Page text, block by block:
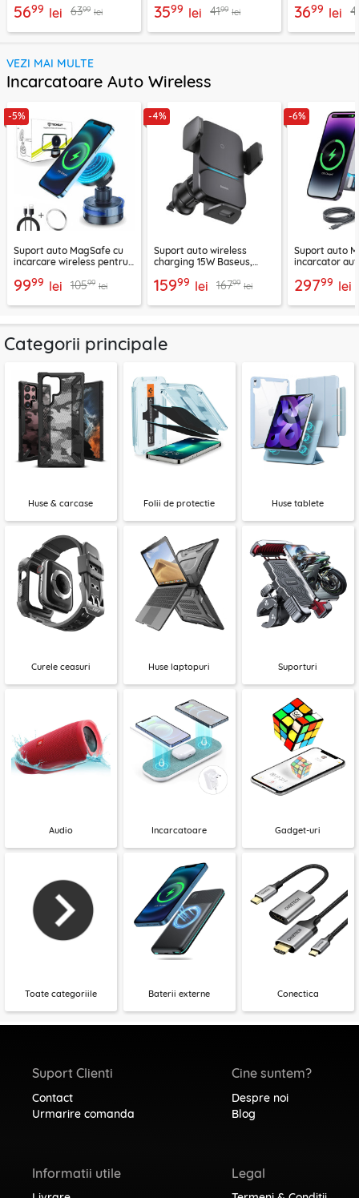
5699 lei 6399 lei 3599 lei 4199 lei 3699 lei
VEZI MAI MULTE
Incarcatoare Auto Wireless
-5%
Suport auto MagSafe cu
incarcare wireless pentru
ChargeMagX HOLD253
9999 lei 10599 lei
-4%
Suport auto wireless
charging 15W Baseus,
15999 lei 16799 lei
-6%
Suport auto
incarcator
29799 lei
Categorii principale
Huse & carcase Folii de protectie Huse tablete
Curele ceasuri Huse laptopuri Suporturi
Audio Incarcatoare Gadget-uri
Toate categoriile Baterii externe Conectica
Suport Clienti
Contact
Urmarire comanda
Informatii utile
Cine suntem?
Despre noi
Blog
Legal